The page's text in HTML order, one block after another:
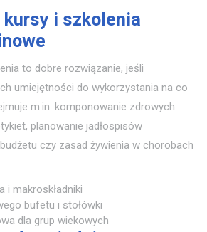
kursy i szkolenia
to dobre rozwiązanie, jeśli
umiejętności do wykorzystania na co
m.in. komponowanie zdrowych
planowanie jadłospisów
czy zasad żywienia w chorobach
i makroskładniki
bufetu i stołówki
dla grup wiekowych